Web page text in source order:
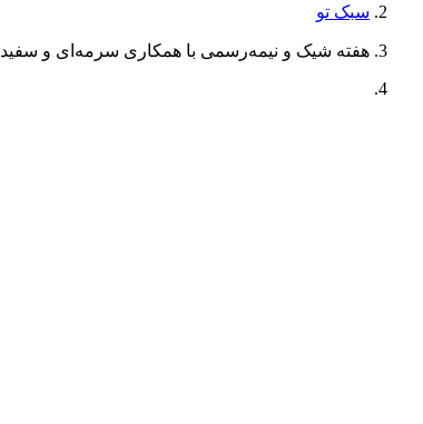
سبک تو
هفته شیک‌ و نیمه‌رسمی با همکاری سرمه‌ای و سفید